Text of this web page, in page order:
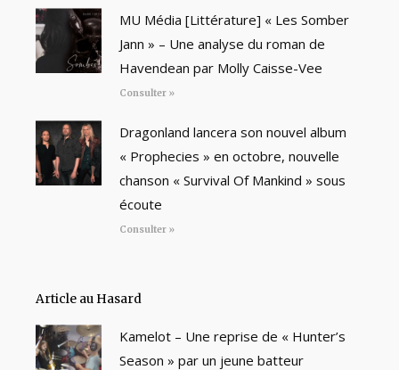
MU Média [Littérature] « Les Somber
Jann » – Une analyse du roman de
Havendean par Molly Caisse-Vee
Consulter »
Dragonland lancera son nouvel album
« Prophecies » en octobre, nouvelle
chanson « Survival Of Mankind » sous
écoute
Consulter »
Article au Hasard
Kamelot – Une reprise de « Hunter’s
Season » par un jeune batteur